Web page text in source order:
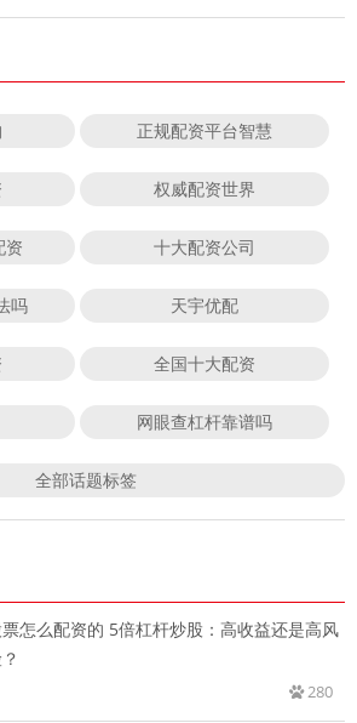
正规配资平台智慧
权威配资世界
资 十大配资公司
吗 天宇优配
全国十大配资
网眼查杠杆靠谱吗
全部话题标签
怎么配资的 5倍杠杆炒股：高收益还是高风
280